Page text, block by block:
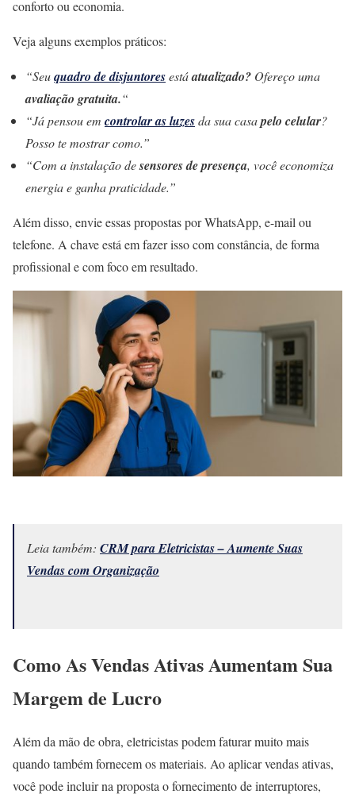
conforto ou economia.
Veja alguns exemplos práticos:
“Seuquadro de disjuntoresestáatualizado? Ofereço uma
avaliação gratuita.“
“Já pensou em controlar as luzesda sua casapelo celular?
Posso te mostrar como.”
“Com a instalação desensores de presença, você economiza
energia e ganha praticidade.”
Além disso, envie essas propostas por WhatsApp, e-mail ou
telefone. A chave está em fazer isso com constância, de forma
profissional e com foco em resultado.
Leia também: CRM para Eletricistas – Aumente Suas
Vendas com Organização
Como As Vendas Ativas Aumentam Sua
Margem de Lucro
Além da mão de obra, eletricistas podem faturar muito mais
quando também fornecem os materiais. Ao aplicar vendas ativas,
você pode incluir na proposta o fornecimento de interruptores,